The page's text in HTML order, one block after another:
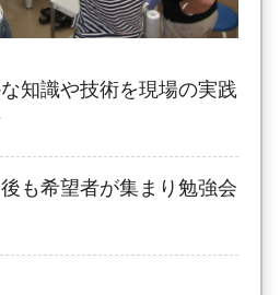
知識や技術を現場の実践
も希望者が集まり勉強会